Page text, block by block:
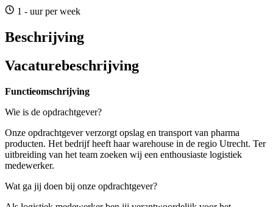
1 - uur per week
Beschrijving
Vacaturebeschrijving
Functieomschrijving
Wie is de opdrachtgever?
Onze opdrachtgever verzorgt opslag en transport van pharma
producten. Het bedrijf heeft haar warehouse in de regio Utrecht. Ter
uitbreiding van het team zoeken wij een enthousiaste logistiek
medewerker.
Wat ga jij doen bij onze opdrachtgever?